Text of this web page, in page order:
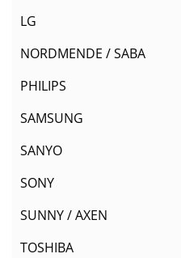
LG
NORDMENDE / SABA
PHILIPS
SAMSUNG
SANYO
SONY
SUNNY / AXEN
TOSHIBA